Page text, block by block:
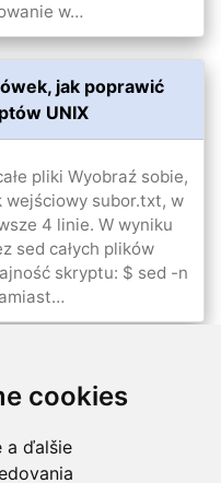
cookies
a ďalšie
w…
jak poprawić
UNIX
pliki Wyobraź sobie,
subor.txt, w
4 linie. W wyniku
sed całych plików
skryptu: $ sed -n
tysiące euro
Java istnieje na rynku